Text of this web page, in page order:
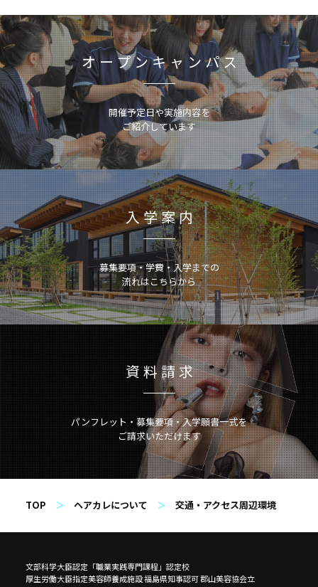
オープンキャンパス
開催予定日や実施内容を
ご紹介しています
入学案内
募集要項・学費・入学までの
流れはこちらから
資料請求
パンフレット・ 募集要項・入学願書一式を
ご請求いただけます
TOP ヘアカレについて 交通・アクセス周辺環境
文部科学大臣認定「職業実践専門課程」認定校
厚生労働大臣指定美容師養成施設 福島県知事認可 郡山美容協会立